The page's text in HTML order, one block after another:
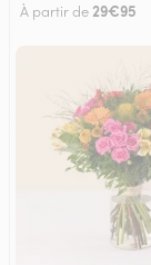
À partir de 29€95